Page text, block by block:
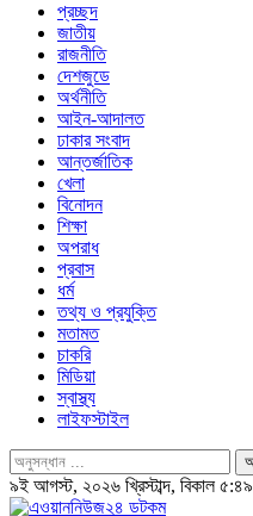
প্রচ্ছদ
জাতীয়
রাজনীতি
দেশজুডে
অর্থনীতি
আইন-আদালত
ঢাকার সংবাদ
আন্তর্জাতিক
খেলা
বিনোদন
শিক্ষা
অপরাধ
প্রবাস
ধর্ম
তথ্য ও প্রযুক্তি
মতামত
চাকরি
মিডিয়া
স্বাস্থ্য
লাইফস্টাইল
৯ই আগস্ট, ২০২৬ খ্রিস্টাব্দ, বিকাল ৫:৪৯